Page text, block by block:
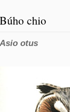
Búho chio
Asio otus